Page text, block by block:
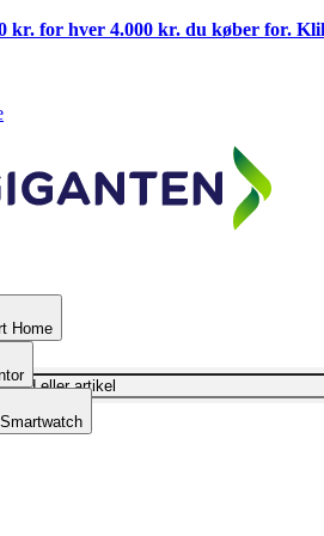
kr. for hver 4.000 kr. du køber for.
Home